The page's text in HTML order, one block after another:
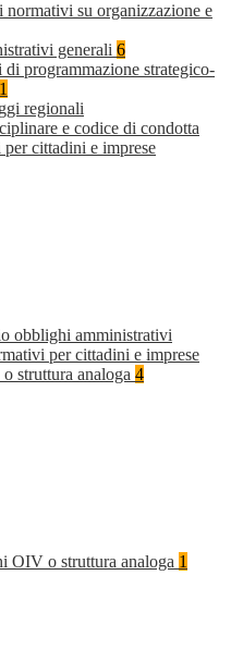
normativi su organizzazione e
generali 6
programmazione strategico-
1
regionali
e codice di condotta
cittadini e imprese
obblighi amministrativi
per cittadini e imprese
struttura analoga 4
OIV o struttura analoga 1